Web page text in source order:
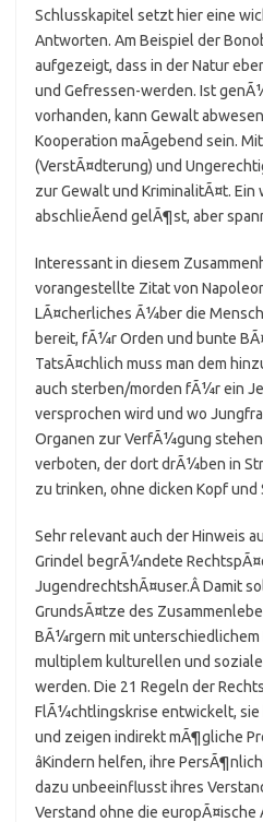
Schlusskapitel setzt hier eine
Antworten. Am Beispiel der
aufgezeigt, dass in der Natur
und Gefressen-werden. Ist
vorhanden, kann Gewalt
Kooperation maÃgebend sein.
(VerstÃ¤dterung) und
zur Gewalt und KriminalitÃ¤t.
abschlieÃend gelÃ¶st, aber
Interessant in diesem
vorangestellte Zitat von Napoleon:
LÃ¤cherliches Ã¼ber die
bereit, fÃ¼r Orden und bunte
TatsÃ¤chlich muss man dem
auch sterben/morden fÃ¼r ein
versprochen wird und wo
Organen zur VerfÃ¼gung
verboten, der dort drÃ¼ben in
zu trinken, ohne dicken Kopf und
Sehr relevant auch der Hinweis
Grindel begrÃ¼ndete
JugendrechtshÃ¤user.Â Damit
GrundsÃ¤tze des
BÃ¼rgern mit unterschiedlichem
multiplem kulturellen und
werden. Die 21 Regeln der
FlÃ¼chtlingskrise entwickelt, sie
und zeigen indirekt mÃ¶gliche
âKindern helfen, ihre
dazu unbeeinflusst ihres
Verstand ohne die